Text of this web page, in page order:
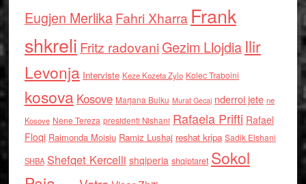
Eugjen MerlikaFahri Xharra Frank
shkreli Fritz radovaniGezim Llojdia Ilir
Levonja Interviste Keze Kozeta Zylo Kolec Traboini
kosova Kosove Marjana Bulku Murat Gecaj nderroi jete ne
Kosove Nene Tereza presidenti Nishani Rafaela Prifti Rafael
Floqi Raimonda Moisiu Ramiz Lushaj reshat kripa Sadik Elshani
SHBA Shefqet Kercelli shqiperia shqiptaret Sokol